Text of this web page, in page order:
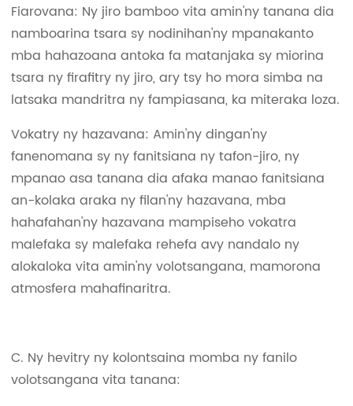
Fiarovana: Ny jiro bamboo vita amin'ny tanana dia
namboarina tsara sy nodinihan'ny mpanakanto
mba hahazoana antoka fa matanjaka sy miorina
tsara ny firafitry ny jiro, ary tsy ho mora simba na
latsaka mandritra ny fampiasana, ka miteraka loza.
Vokatry ny hazavana: Amin'ny dingan'ny
fanenomana sy ny fanitsiana ny tafon-jiro, ny
mpanao asa tanana dia afaka manao fanitsiana
an-kolaka araka ny filan'ny hazavana, mba
hahafahan'ny hazavana mampiseho vokatra
malefaka sy malefaka rehefa avy nandalo ny
alokaloka vita amin'ny volotsangana, mamorona
atmosfera mahafinaritra.
C. Ny hevitry ny kolontsaina momba ny fanilo
volotsangana vita tanana: